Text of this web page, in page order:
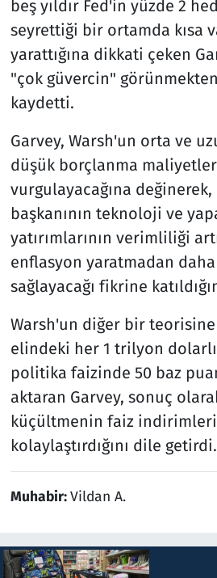
beş yıldır Fed'in yüzde 2
seyrettiği bir ortamda kısa
yarattığına dikkati çeken
"çok güvercin" görünmekten
kaydetti.
Garvey, Warsh'un orta ve
düşük borçlanma maliyetleri
vurgulayacağına
başkanının teknoloji ve
yatırımlarının verimliliği
enflasyon yaratmadan daha
sağlayacağı fikrine
Warsh'un diğer bir teorisine
elindeki her 1 trilyon
politika faizinde 50 baz
aktaran Garvey, sonuç
küçültmenin faiz
kolaylaştırdığını dile getirdi.
Muhabir:Vildan A.